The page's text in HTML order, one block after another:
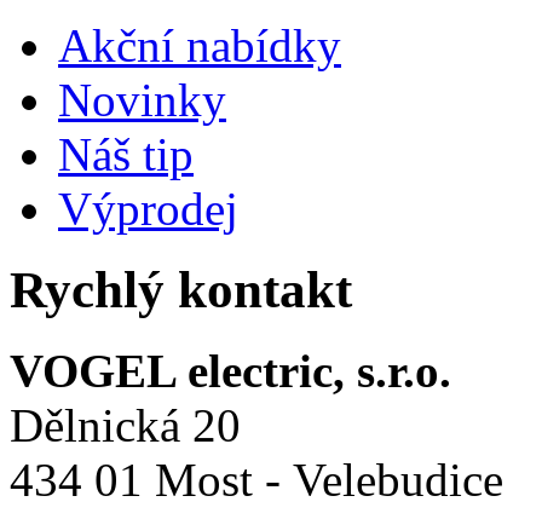
Akční nabídky
Novinky
Náš tip
Výprodej
Rychlý kontakt
VOGEL electric, s.r.o.
Dělnická 20
434 01 Most - Velebudice